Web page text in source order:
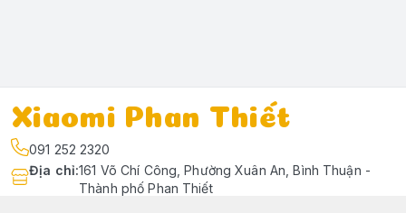
Xiaomi Phan Thiết
091 252 2320
Địa chỉ:161 Võ Chí Công, Phường Xuân An, Bình Thuận -
Thành phố Phan Thiết